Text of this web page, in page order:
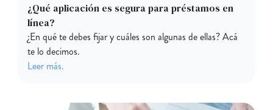
¿Qué aplicación es segura para préstamos en
línea?
¿En qué te debes fijar y cuáles son algunas de ellas? Acá
te lo decimos.
Leer más.